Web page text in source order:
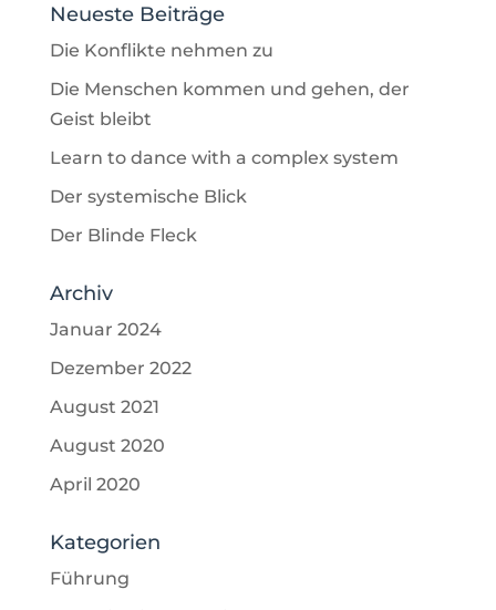
Neueste Beiträge
Die Konflikte nehmen zu
Die Menschen kommen und gehen, der
Geist bleibt
Learn to dance with a complex system
Der systemische Blick
Der Blinde Fleck
Archiv
Januar 2024
Dezember 2022
August 2021
August 2020
April 2020
Kategorien
Führung